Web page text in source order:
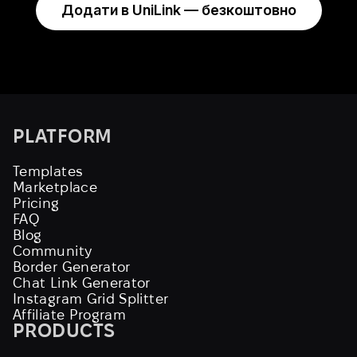
Додати в UniLink — безкоштовно
PLATFORM
Templates
Marketplace
Pricing
FAQ
Blog
Community
Border Generator
Chat Link Generator
Instagram Grid Splitter
Affiliate Program
PRODUCTS